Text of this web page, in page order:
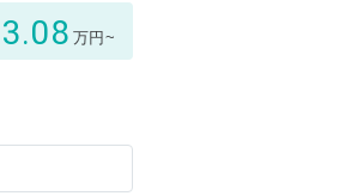
3.08 万円~